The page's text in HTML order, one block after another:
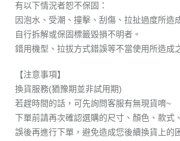
有以下情況者恕不保固：
因泡水、受潮、撞擊、刮傷、拉扯過度所造
自行拆解或保固標籤毀損不明者。
錯用機型、拉拔方式錯誤等不當使用所造成
【注意事項】
換貨服務(猶豫期並非試用期)
若趕時間的話，可先詢問客服有無現貨唷~
下單前請再次確認選購的尺寸、顏色、款式
誤後再進行下單，避免造成您後續換貨上的